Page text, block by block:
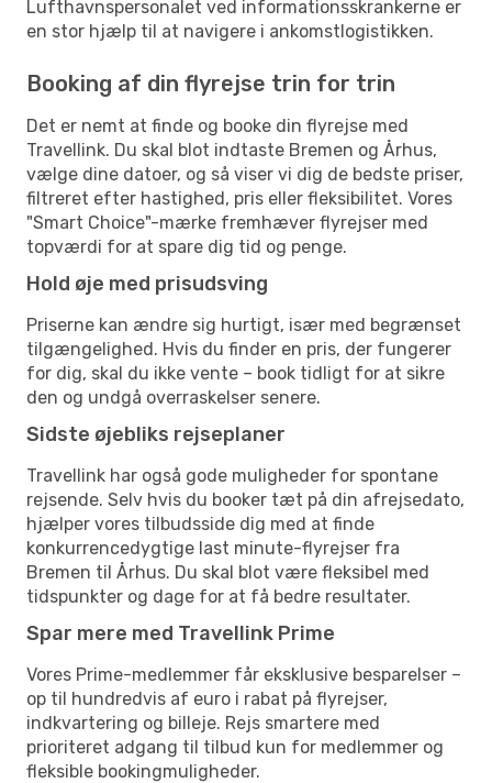
Lufthavnspersonalet ved informationsskrankerne er
en stor hjælp til at navigere i ankomstlogistikken.
Booking af din flyrejse trin for trin
Det er nemt at finde og booke din flyrejse med
Travellink. Du skal blot indtaste Bremen og Århus,
vælge dine datoer, og så viser vi dig de bedste priser,
filtreret efter hastighed, pris eller fleksibilitet. Vores
"Smart Choice"-mærke fremhæver flyrejser med
topværdi for at spare dig tid og penge.
Hold øje med prisudsving
Priserne kan ændre sig hurtigt, især med begrænset
tilgængelighed. Hvis du finder en pris, der fungerer
for dig, skal du ikke vente – book tidligt for at sikre
den og undgå overraskelser senere.
Sidste øjebliks rejseplaner
Travellink har også gode muligheder for spontane
rejsende. Selv hvis du booker tæt på din afrejsedato,
hjælper vores tilbudsside dig med at finde
konkurrencedygtige last minute-flyrejser fra
Bremen til Århus. Du skal blot være fleksibel med
tidspunkter og dage for at få bedre resultater.
Spar mere med Travellink Prime
Vores Prime-medlemmer får eksklusive besparelser –
op til hundredvis af euro i rabat på flyrejser,
indkvartering og billeje. Rejs smartere med
prioriteret adgang til tilbud kun for medlemmer og
fleksible bookingmuligheder.